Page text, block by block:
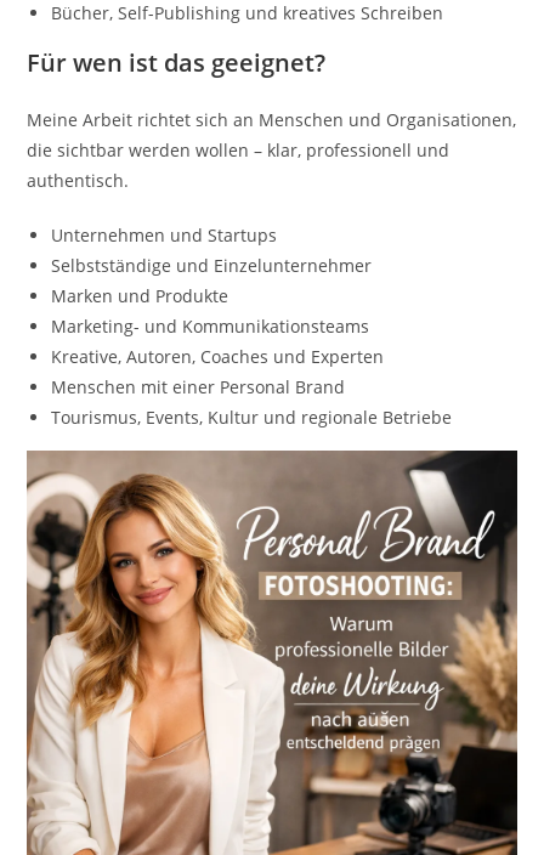
Bücher, Self-Publishing und kreatives Schreiben
Für wen ist das geeignet?
Meine Arbeit richtet sich an Menschen und Organisationen,
die sichtbar werden wollen – klar, professionell und
authentisch.
Unternehmen und Startups
Selbstständige und Einzelunternehmer
Marken und Produkte
Marketing- und Kommunikationsteams
Kreative, Autoren, Coaches und Experten
Menschen mit einer Personal Brand
Tourismus, Events, Kultur und regionale Betriebe